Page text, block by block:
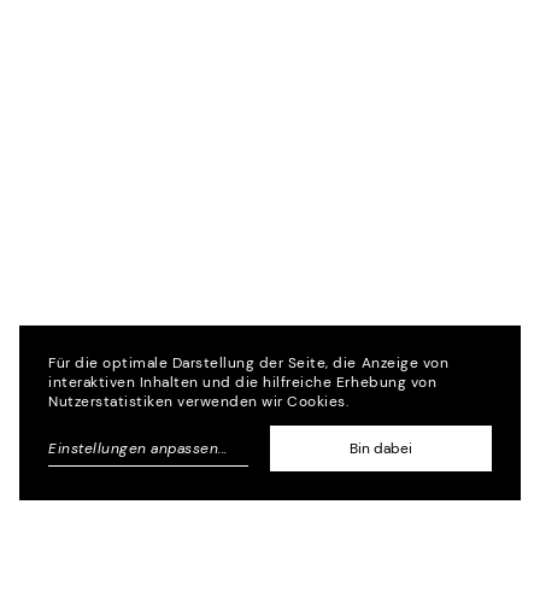
Für die optimale Darstellung der Seite, die Anzeige von
interaktiven Inhalten und die hilfreiche Erhebung von
Nutzerstatistiken verwenden wir Cookies.
Einstellungen anpassen... Bin dabei